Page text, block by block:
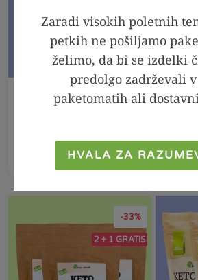
V KOŠARICO
% - Crunchy, 300g
€ 4,99€
-33%
2 + 1 GRATIS
Zaradi visokih poletnih
petkih ne pošiljamo
želimo, da bi se izdelki
predolgo zadrževali
paketomatih ali
HVALA ZA